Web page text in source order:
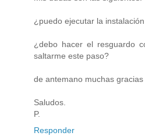
¿puedo ejecutar la
¿debo hacer el resguardo
saltarme este paso?
de antemano muchas gracias
Saludos.
P.
Responder